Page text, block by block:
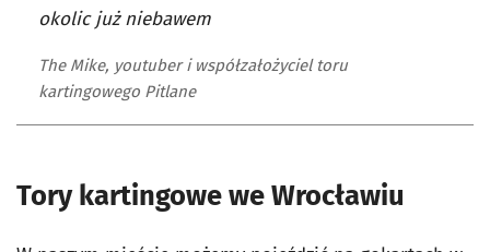
okolic już niebawem
The Mike, youtuber i współzałożyciel toru
kartingowego Pitlane
Tory kartingowe we Wrocławiu